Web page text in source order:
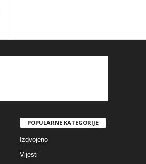
POPULARNE KATEGORIJE
Izdvojeno
Vijesti